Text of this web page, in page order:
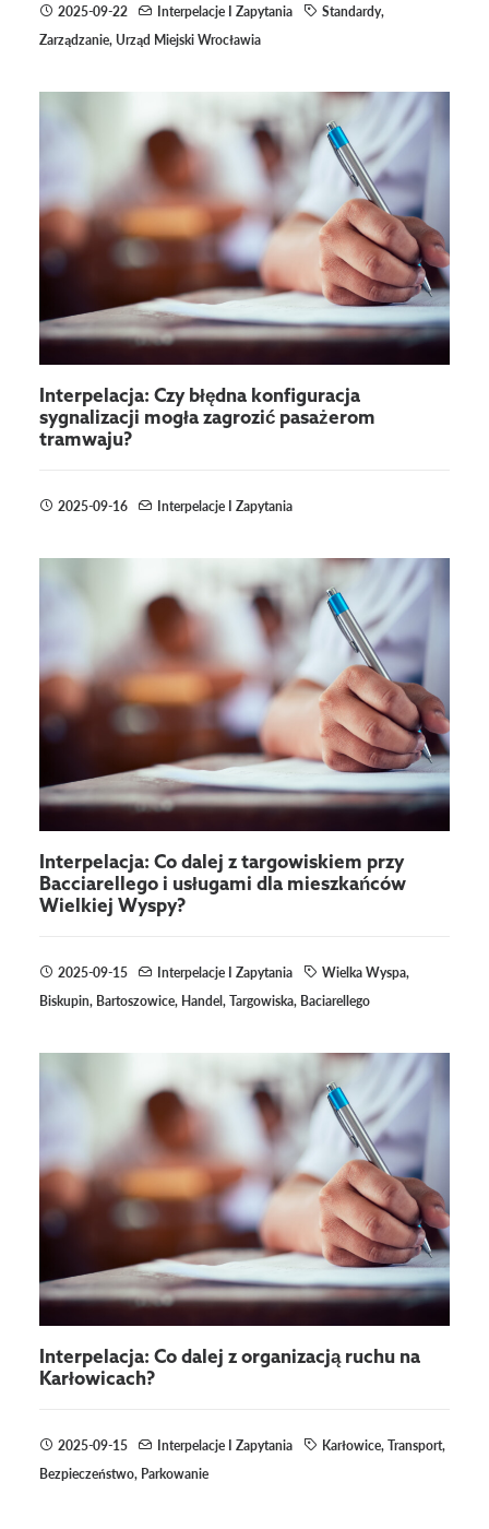
2025-09-22 Interpelacje I Zapytania Standardy,
Zarządzanie,Urząd Miejski Wrocławia
Interpelacja: Czy błędna konfiguracja
sygnalizacji mogła zagrozić pasażerom
tramwaju?
2025-09-16 Interpelacje I Zapytania
Interpelacja: Co dalej z targowiskiem przy
Bacciarellego i usługami dla mieszkańców
Wielkiej Wyspy?
2025-09-15 Interpelacje I Zapytania Wielka Wyspa,
Biskupin, Bartoszowice, Handel,Targowiska, Baciarellego
Interpelacja: Co dalej z organizacją ruchu na
Karłowicach?
2025-09-15 Interpelacje I Zapytania Karłowice,Transport,
Bezpieczeństwo, Parkowanie